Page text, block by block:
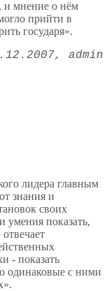
и мнение о нём
прийти в
государя».
admin
лидера главным
знания и
своих
умения показать,
- показать
одинаковые с ними